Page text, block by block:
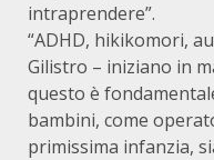
intraprendere”.
“ADHD, hikikomori,
Gilistro – iniziano in
questo è
bambini, come
primissima infanzia,